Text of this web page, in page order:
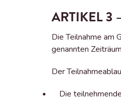
ARTIKEL 3
Die Teilnahme am
genannten
Der
Die